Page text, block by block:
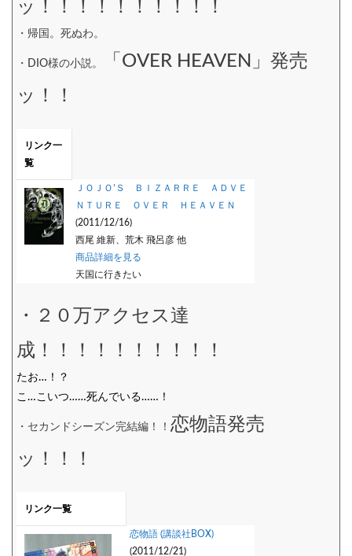
ッ！！！！！！！！！！
・帰国。死ぬわ。
・DIO様の小説。
「OVER HEAVEN」発売
ッ！！
リンク一
覧
ＪＯＪＯ’Ｓ ＢＩＺＡＲＲＥ ＡＤＶＥ
ＮＴＵＲＥ ＯＶＥＲ ＨＥＡＶＥＮ
(2011/12/16)
西尾 維新、荒木 飛呂彦 他
商品詳細を見る
天国に行きたい
・２０万アクセス達
成！！！！！！！！！！
たお…！？
こ…こいつ……死んでいる……！
・セカンドシーズン完結編！！ 恋物語発売
ッ！！！
リンク一覧
恋物語 (講談社BOX)
(2011/12/21)